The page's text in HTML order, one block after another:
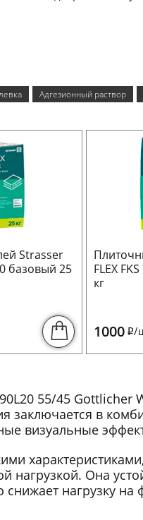
Адгезионный раствор
Strasser
базовый 25
FLEX
кг
1000 i/
55/45
заключается в
визуальные
нагрузкой. Она
нагрузку